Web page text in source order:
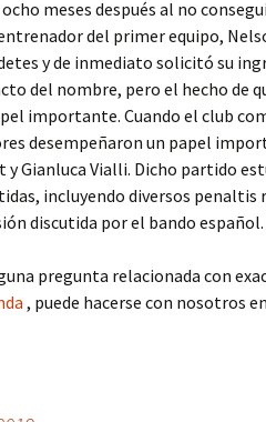
meses después al no
del primer equipo,
y de inmediato solicitó su
del nombre, pero el hecho de
importante. Cuando el club
desempeñaron un papel
y Gianluca Vialli. Dicho partido
incluyendo diversos penaltis
discutida por el bando español.
pregunta relacionada con
, puede hacerse con nosotros